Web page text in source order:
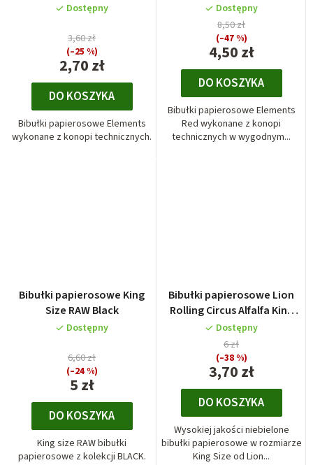
Dostępny
2,70 zł
3,60 zł
(–25 %)
DO KOSZYKA
Bibułki papierosowe Elements
wykonane z konopi technicznych.
KS
Dostępny
4,50 zł
8,50 zł
(–47 %)
DO KOSZYKA
Bibułki papierosowe Elements
Red wykonane z konopi
technicznych w wygodnym...
Bibułki papierosowe King
Size RAW Black
Dostępny
5 zł
6,60 zł
(–24 %)
DO KOSZYKA
King size RAW bibułki
papierosowe z kolekcji BLACK.
Bibułki papierosowe Lion
Rolling Circus Alfalfa King
Size
Dostępny
3,70 zł
6 zł
(–38 %)
DO KOSZYKA
Wysokiej jakości niebielone
bibułki papierosowe w rozmiarze
King Size od Lion...